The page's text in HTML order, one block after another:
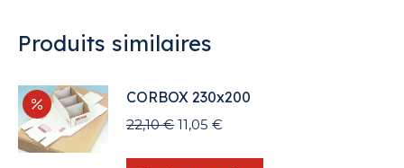
Produits similaires
CORBOX 230x200
22,10€ Le
11,05 €